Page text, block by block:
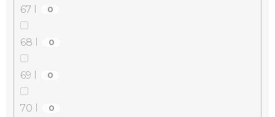
67 l 0
68 l 0
69 l 0
70 l 0